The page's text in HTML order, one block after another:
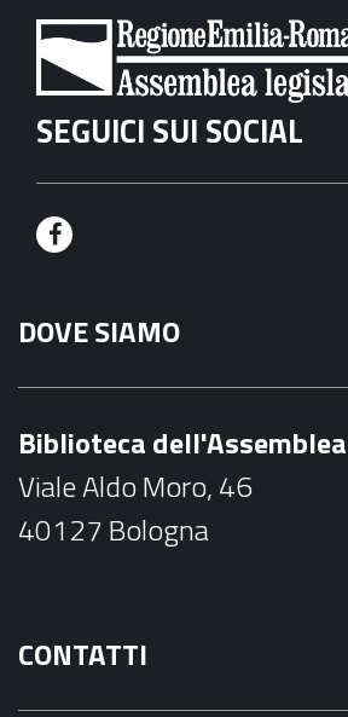
SEGUICI SUI SOCIAL
F
c
e
o
k
DOVE SIAMO
Biblioteca
Viale Aldo Moro, 46
40127 Bologna
CONTATTI